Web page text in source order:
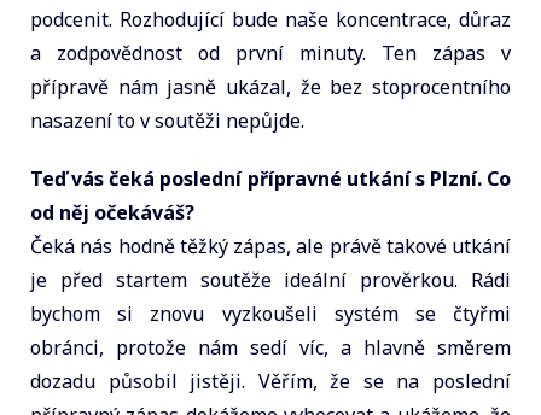
podcenit. Rozhodující bude naše koncentrace, důraz
a zodpovědnost od první minuty. Ten zápas v
přípravě nám jasně ukázal, že bez stoprocentního
nasazení to v soutěži nepůjde.
Teď vás čeká poslední přípravné utkání s Plzní. Co
od něj očekáváš?
Čeká nás hodně těžký zápas, ale právě takové utkání
je před startem soutěže ideální prověrkou. Rádi
bychom si znovu vyzkoušeli systém se čtyřmi
obránci, protože nám sedí víc, a hlavně směrem
dozadu působil jistěji. Věřím, že se na poslední